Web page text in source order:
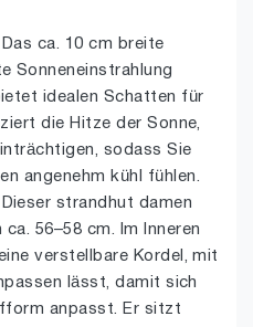
ca. 10 cm breite
Sonneneinstrahlung
idealen Schatten für
die Hitze der Sonne,
sodass Sie
angenehm kühl fühlen.
strandhut damen
56–58 cm. Im Inneren
verstellbare Kordel, mit
lässt, damit sich
anpasst. Er sitzt